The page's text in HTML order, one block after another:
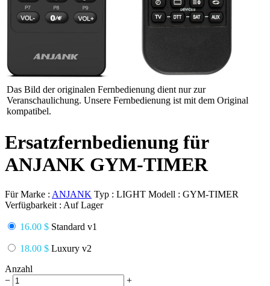
Das Bild der originalen Fernbedienung dient nur zur
Veranschaulichung. Unsere Fernbedienung ist mit dem Original
kompatibel.
Ersatzfernbedienung für
ANJANK GYM-TIMER
Für Marke : ANJANK Typ : LIGHT Modell : GYM-TIMER
Verfügbarkeit : Auf Lager
16.00 $ Standard v1
18.00 $ Luxury v2
Anzahl
−
+